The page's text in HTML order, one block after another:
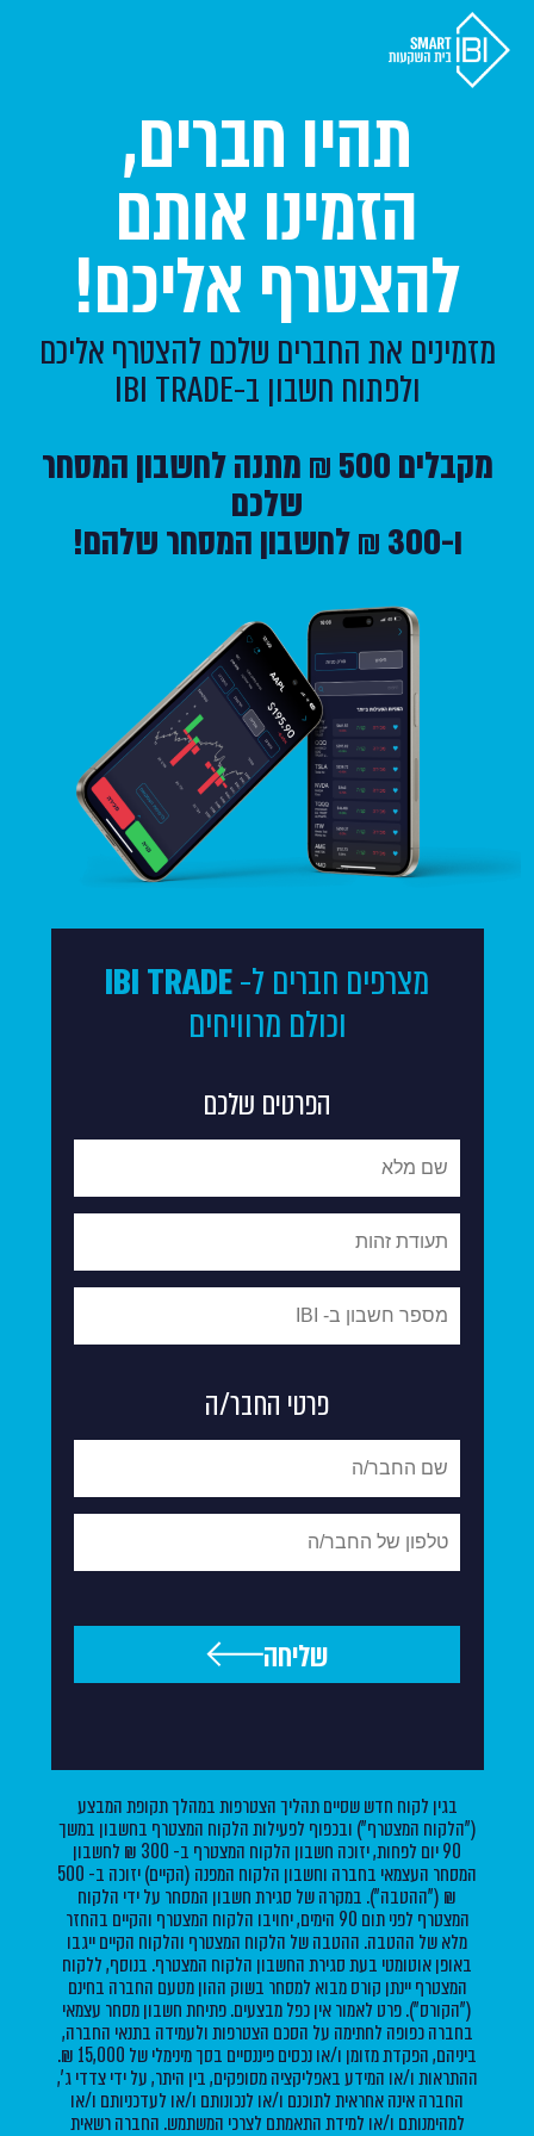
תהיו חברים,
הזמינו אותם
להצטרף אליכם!
מזמינים את החברים שלכם להצטרף אליכם
ולפתוח חשבון ב-IBI TRADE
מקבלים 500 ₪ מתנה לחשבון המסחר
שלכם
ו-300 ₪ לחשבון המסחר שלהם!
מצרפים חברים ל-IBI TRADE
וכולם מרוויחים
הפרטים שלכם
פרטי החבר/ה
שליחה
בגין לקוח חדש שסיים תהליך הצטרפות במהלך תקופת המבצע
("הלקוח המצטרף") ובכפוף לפעילות הלקוח המצטרף בחשבון במשך
90 יום לפחות, יזוכה חשבון הלקוח המצטרף ב- 300 ₪ לחשבון
המסחר העצמאי בחברה וחשבון הלקוח המפנה (הקיים) יזוכה ב- 500
₪ ("ההטבה"). במקרה של סגירת חשבון המסחר על ידי הלקוח
המצטרף לפני תום 90 הימים, יחויבו הלקוח המצטרף והקיים בהחזר
מלא של ההטבה. ההטבה של הלקוח המצטרף והלקוח הקיים ייגבו
באופן אוטומטי בעת סגירת החשבון הלקוח המצטרף. בנוסף, ללקוח
המצטרף יינתן קורס מבוא למסחר בשוק ההון מטעם החברה בחינם
("הקורס"). פרט לאמור אין כפל מבצעים. פתיחת חשבון מסחר עצמאי
בחברה כפופה לחתימה על הסכם הצטרפות ולעמידה בתנאי החברה,
ביניהם, הפקדת מזומן ו/או נכסים פיננסיים בסך מינימלי של 15,000 ₪.
ההתראות ו/או המידע באפליקציה מסופקים, בין היתר, על ידי צדדי ג',
החברה אינה אחראית לתוכנם ו/או לנכונותם ו/או לעדכניותם ו/או
למהימנותם ו/או למידת התאמתם לצרכי המשתמש. החברה רשאית